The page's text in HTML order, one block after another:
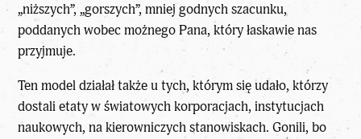
„niższych”, „gorszych”, mniej godnych szacunku,
poddanych wobec możnego Pana, który łaskawie nas
przyjmuje.
Ten model działał także u tych, którym się udało, którzy
dostali etaty w światowych korporacjach, instytucjach
naukowych, na kierowniczych stanowiskach. Gonili, bo